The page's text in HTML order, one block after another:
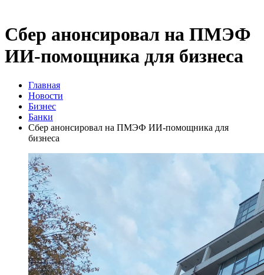
Сбер анонсировал на ПМЭФ
ИИ-помощника для бизнеса
Главная
Новости
Бизнес
Банки
Сбер анонсировал на ПМЭФ ИИ-помощника для
бизнеса